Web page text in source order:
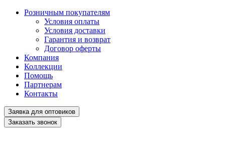
Розничным покупателям
Условия оплаты
Условия доставки
Гарантия и возврат
Договор оферты
Компания
Коллекции
Помощь
Партнерам
Контакты
Заявка для оптовиков
Заказать звонок